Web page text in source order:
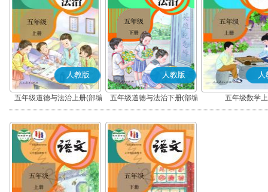
人教版
五年级道德与法治上册(部编
版)
人教版
五年级道德与法治下册(部编
版)
人
五年级数学